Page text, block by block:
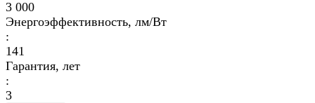
3 000
Энергоэффективность, лм/Вт
:
141
Гарантия, лет
:
3